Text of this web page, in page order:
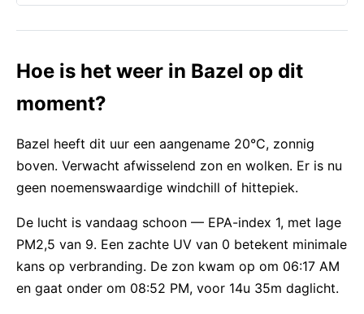
Hoe is het weer in Bazel op dit
moment?
Bazel heeft dit uur een aangename 20°C, zonnig
boven. Verwacht afwisselend zon en wolken. Er is nu
geen noemenswaardige windchill of hittepiek.
De lucht is vandaag schoon — EPA-index 1, met lage
PM2,5 van 9. Een zachte UV van 0 betekent minimale
kans op verbranding. De zon kwam op om 06:17 AM
en gaat onder om 08:52 PM, voor 14u 35m daglicht.